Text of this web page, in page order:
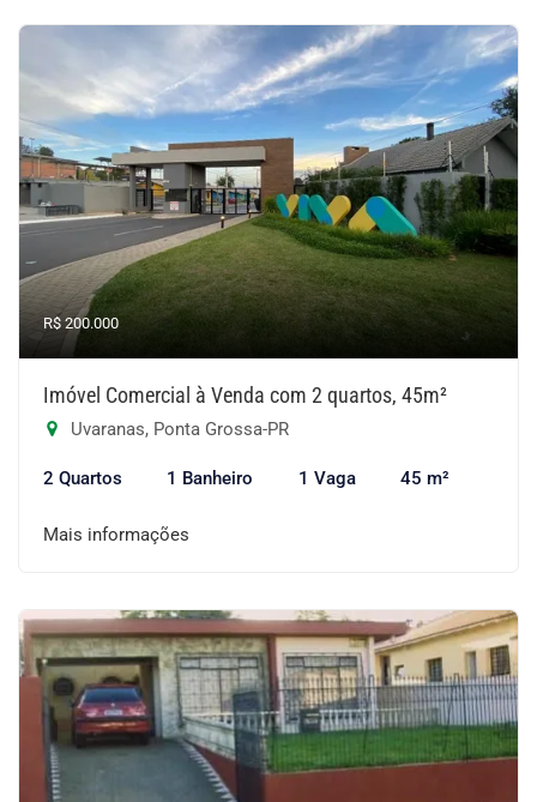
R$ 200.000
Imóvel Comercial à Venda com 2 quartos, 45m²
Uvaranas, Ponta Grossa-PR
2 Quartos 1 Banheiro 1 Vaga 45 m²
Mais informações